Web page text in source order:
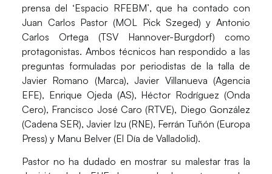
prensa del ‘Espacio RFEBM’, que ha contado con
Juan Carlos Pastor (MOL Pick Szeged) yAntonio
Carlos Ortega (TSV Hannover-Burgdorf)como
protagonistas. Ambos técnicos han respondido a las
preguntas formuladas por periodistas de la talla de
Javier Romano (Marca), Javier Villanueva(Agencia
EFE), Enrique Ojeda (AS), Héctor Rodríguez(Onda
Cero), Francisco José Caro(RTVE), Diego González
(Cadena SER), Javier Izu(RNE), Ferrán Tuñón(Europa
Press) y Manu Belver (El Día de Valladolid).
Pastorno ha dudado en mostrar su malestar tras la